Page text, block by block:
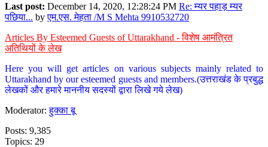
Last post: December 14, 2020, 12:28:24 PM Re: म्यर पहाड़ म्यर
पछिया... byएम.एस. मेहता /M S Mehta 9910532720
Articles By Esteemed Guests of Uttarakhand - विशेष आमंत्रित
अतिथियों के लेख
Here you will get articles on various subjects mainly related to
Uttarakhand by our esteemed guests and members.(उत्तराखंड के प्रबुद्ध
लेखकों और हमारे माननीय सदस्यों द्वारा लिखे गये लेख)
Moderator:हुक्का बू
Posts: 9,385
Topics: 29